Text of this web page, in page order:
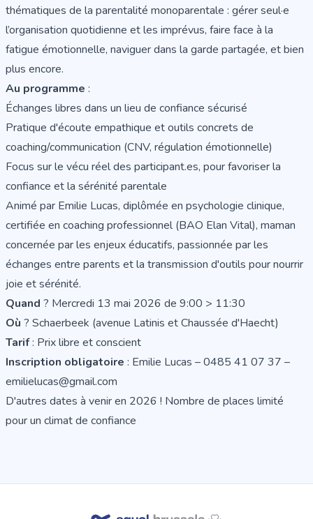
thématiques de la parentalité monoparentale : gérer seul·e
l’organisation quotidienne et les imprévus, faire face à la
fatigue émotionnelle, naviguer dans la garde partagée, et bien
plus encore.
Au programme :
Échanges libres dans un lieu de confiance sécurisé
Pratique d'écoute empathique et outils concrets de
coaching/communication (CNV, régulation émotionnelle)
Focus sur le vécu réel des participant.es, pour favoriser la
confiance et la sérénité parentale
Animé par Emilie Lucas, diplômée en psychologie clinique,
certifiée en coaching professionnel (BAO Elan Vital), maman
concernée par les enjeux éducatifs, passionnée par les
échanges entre parents et la transmission d'outils pour nourrir
joie et sérénité.
Quand ? Mercredi 13 mai 2026 de 9:00 > 11:30
Où ? Schaerbeek (avenue Latinis et Chaussée d'Haecht)
Tarif: Prix libre et conscient
Inscription obligatoire : Emilie Lucas – 0485 41 07 37 –
emilielucas@gmail.com
D'autres dates à venir en 2026 ! Nombre de places limité
pour un climat de confiance